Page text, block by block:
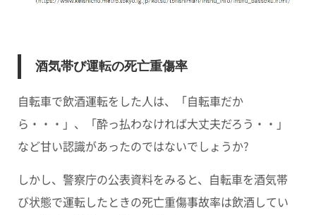
酒気帯び運転の死亡重傷率
自転車で飲酒運転をした人は、「自転車だか
ら・・・」、「酔っ払わなければ大丈夫だろう・・」
など甘い認識があったのではないでしょうか?
しかし、警察庁の公表資料をみると、自転車を酒気帯
び状態で運転したときの死亡重傷事故率は飲酒してい